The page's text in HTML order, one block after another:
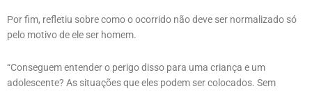
Por fim, refletiu sobre como o ocorrido não deve ser normalizado só
pelo motivo de ele ser homem.
“Conseguem entender o perigo disso para uma criança e um
adolescente? As situações que eles podem ser colocados. Sem